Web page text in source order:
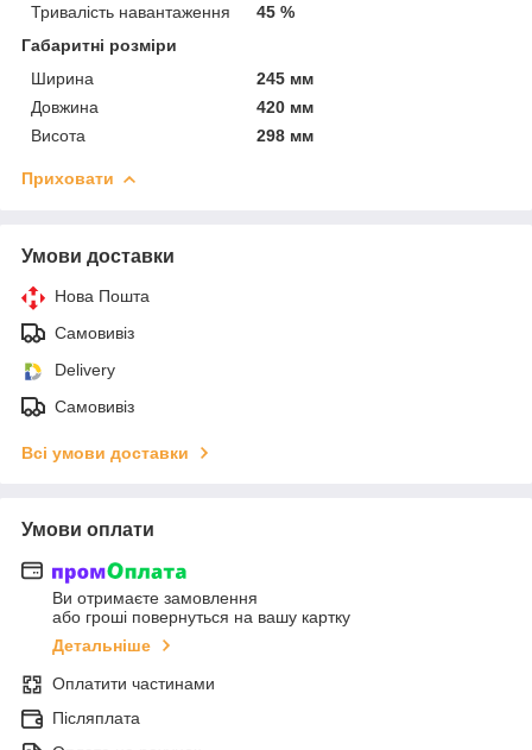
Тривалість навантаження
45 %
Габаритні розміри
Ширина
245 мм
Довжина
420 мм
Висота
298 мм
Приховати
Умови доставки
Нова Пошта
Самовивіз
Delivery
Самовивіз
Всі умови доставки
Умови оплати
Ви отримаєте замовлення
або гроші повернуться на вашу картку
Детальніше
Оплатити частинами
Післяплата